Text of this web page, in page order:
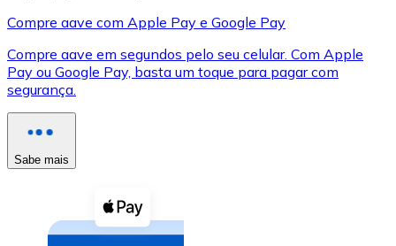
XRP
XRP
Ver tudo
Cupons cripto
Compre criptomoedas com dinheiro e outros
Compre aave com Apple Pay e Google Pay
Compre aave em segundos pelo seu celular. Com Apple
Pay ou Google Pay, basta um toque para pagar com
segurança.
Sabe mais